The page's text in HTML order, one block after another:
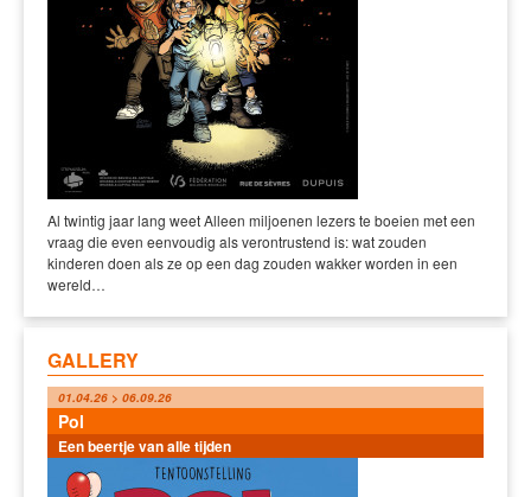
Al twintig jaar lang weet Alleen miljoenen lezers te boeien met een
vraag die even eenvoudig als verontrustend is: wat zouden
kinderen doen als ze op een dag zouden wakker worden in een
wereld…
GALLERY
01.04.26 > 06.09.26
Pol
Een beertje van alle tijden